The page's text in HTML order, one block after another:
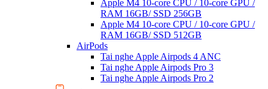
Apple M4 10-core CPU / 10-core GPU /
RAM 16GB/ SSD 256GB
Apple M4 10-core CPU / 10-core GPU /
RAM 16GB/ SSD 512GB
AirPods
Tai nghe Apple Airpods 4 ANC
Tai nghe Apple Airpods Pro 3
Tai nghe Apple Airpods Pro 2